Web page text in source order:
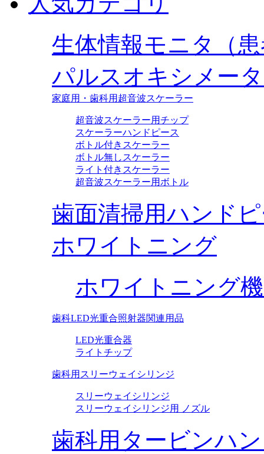
生体情報モニタ（
パルスオキシメー
家庭用・歯科用超音波スケーラー
超音波スケーラー用チップ
スケーラーハンドピース
ボトル付きスケーラー
ボトル無しスケーラー
ライト付きスケーラー
超音波スケーラー用ボトル
歯面清掃用ハンド
ホワイトニング
ホワイトニング
歯科LED光重合照射器関連用品
LED光重合器
ライトチップ
歯科用スリーウェイシリンジ
スリーウェイシリンジ
スリーウェイシリンジ用 ノズル
歯科用タービンハ